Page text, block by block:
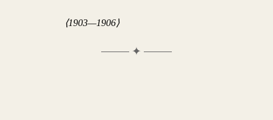
⟨1903—1906⟩
✦